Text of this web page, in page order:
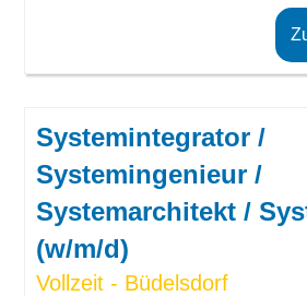
Systemintegrator /
Systemingenieur /
Systemarchitekt /
(w/m/d)
Vollzeit - Büdelsdorf